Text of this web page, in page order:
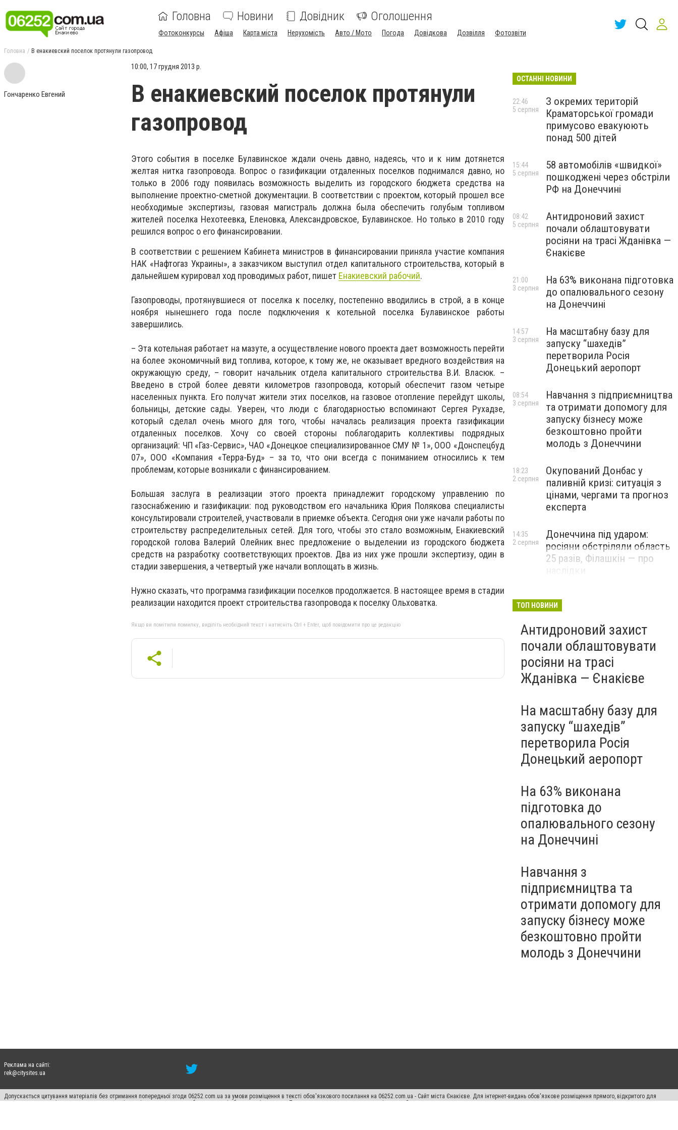
Головна Новини Довідник Оголошення
Фотоконкурсы Афіша Карта міста Нерухомість Авто / Мото Погода Довідкова Дозвілля Фотозвіти
Головна В енакиевский поселок протянули газопровод
Гончаренко Евгений
10:00, 17 грудня 2013 р.
В енакиевский поселок протянули
газопровод
Этого события в поселке Булавинское ждали очень давно, надеясь, что и к ним дотянется
желтая нитка газопровода. Вопрос о газификации отдаленных поселков поднимался давно, но
только в 2006 году появилась возможность выделить из городского бюджета средства на
выполнение проектно-сметной документации. В соответствии с проектом, который прошел все
необходимые экспертизы, газовая магистраль должна была обеспечить голубым топливом
жителей поселка Нехотеевка, Еленовка, Александровское, Булавинское. Но только в 2010 году
решился вопрос о его финансировании.
В соответствии с решением Кабинета министров в финансировании приняла участие компания
НАК «Нафтогаз Украины», а заказчиком выступил отдел капитального строительства, который в
дальнейшем курировал ход проводимых работ, пишет Енакиевский рабочий.
Газопроводы, протянувшиеся от поселка к поселку, постепенно вводились в строй, а в конце
ноября нынешнего года после подключения к котельной поселка Булавинское работы
завершились.
– Эта котельная работает на мазуте, а осуществление нового проекта дает возможность перейти
на более экономичный вид топлива, которое, к тому же, не оказывает вредного воздействия на
окружающую среду, – говорит начальник отдела капитального строительства В.И. Власюк. –
Введено в строй более девяти километров газопровода, который обеспечит газом четыре
населенных пункта. Его получат жители этих поселков, на газовое отопление перейдут школы,
больницы, детские сады. Уверен, что люди с благодарностью вспоминают Сергея Рухадзе,
который сделал очень много для того, чтобы началась реализация проекта газификации
отдаленных поселков. Хочу со своей стороны поблагодарить коллективы подрядных
организаций: ЧП «Газ-Сервис», ЧАО «Донецкое специализированное СМУ № 1», ООО «Донспецбуд
07», ООО «Компания «Терра-Буд» – за то, что они всегда с пониманием относились к тем
проблемам, которые возникали с финансированием.
Большая заслуга в реализации этого проекта принадлежит городскому управлению по
газоснабжению и газификации: под руководством его начальника Юрия Полякова специалисты
консультировали строителей, участвовали в приемке объекта. Сегодня они уже начали работы по
строительству распределительных сетей. Для того, чтобы это стало возможным, Енакиевский
городской голова Валерий Олейник внес предложение о выделении из городского бюджета
средств на разработку соответствующих проектов. Два из них уже прошли экспертизу, один в
стадии завершения, а четвертый уже начали воплощать в жизнь.
Нужно сказать, что программа газификации поселков продолжается. В настоящее время в стадии
реализации находится проект строительства газопровода к поселку Ольховатка.
Якщо ви помітили помилку, виділіть необхідний текст і натисніть Ctrl + Enter, щоб повідомити про це редакцію
ОСТАННІ НОВИНИ
З окремих територій
Краматорської громади
примусово евакуюють
понад 500 дітей
22:46
5 серпня
58 автомобілів «швидкої»
пошкоджені через обстріли
РФ на Донеччині
15:44
5 серпня
Антидроновий захист
почали облаштовувати
росіяни на трасі Жданівка —
Єнакієве
08:42
5 серпня
На 63% виконана підготовка
до опалювального сезону
на Донеччині
21:00
3 серпня
На масштабну базу для
запуску “шахедів”
перетворила Росія
Донецький аеропорт
14:57
3 серпня
Навчання з підприємництва
та отримати допомогу для
запуску бізнесу може
безкоштовно пройти
молодь з Донеччини
08:54
3 серпня
Окупований Донбас у
паливній кризі: ситуація з
цінами, чергами та прогноз
експерта
18:23
2 серпня
Донеччина під ударом:
росіяни обстріляли область
25 разів, Філашкін — про
14:35
2 серпня
ТОП НОВИНИ
Антидроновий захист
почали облаштовувати
росіяни на трасі
Жданівка — Єнакієве
На масштабну базу для
запуску “шахедів”
перетворила Росія
Донецький аеропорт
На 63% виконана
підготовка до
опалювального сезону
на Донеччині
Навчання з
підприємництва та
отримати допомогу для
запуску бізнесу може
безкоштовно пройти
молодь з Донеччини
Реклама на сайті:
rek@citysites.ua
Допускається цитування матеріалів без отримання попередньої згоди 06252.com.ua за умови розміщення в тексті обов'язкового посилання на 06252.com.ua - Сайт міста Єнакієве. Для інтернет-видань обов'язкове розміщення прямого, відкритого для
пошукових систем гіперпосилання на цитовані статті не нижче другого абзацу в тексті або в якості джерела. Порушення виняткових прав переслідується Законом.